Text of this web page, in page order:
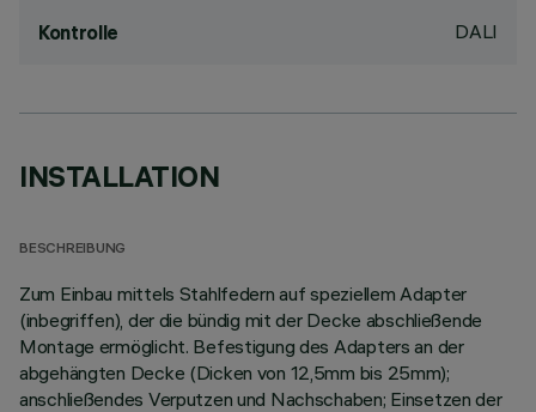
Kontrolle DALI
INSTALLATION
BESCHREIBUNG
Zum Einbau mittels Stahlfedern auf speziellem Adapter
(inbegriffen), der die bündig mit der Decke abschließende
Montage ermöglicht. Befestigung des Adapters an der
abgehängten Decke (Dicken von 12,5mm bis 25mm);
anschließendes Verputzen und Nachschaben; Einsetzen der